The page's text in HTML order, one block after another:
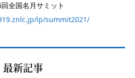
全国名月サミット
lp/summit2021/
最新記事